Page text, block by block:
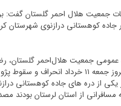
جمعیت هلال احمر گلستان گفت:
عمومی جمعیت هلال‌احمر گلستان،
یکی از دره‌ های جاده کوهستانی